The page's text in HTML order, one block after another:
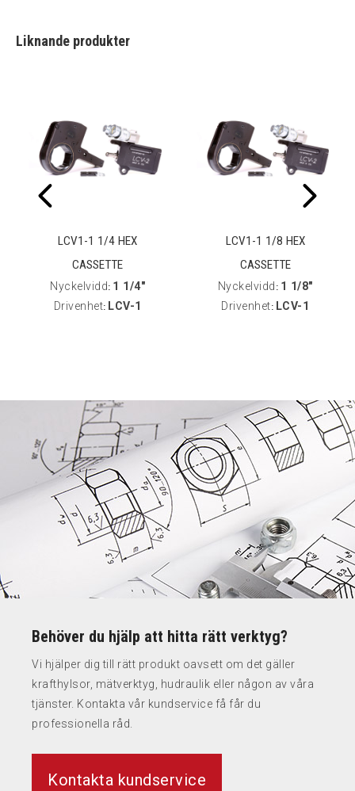
Liknande produkter
LCV1-1 1/4 HEX
CASSETTE
Nyckelvidd: 1 1/4"
Drivenhet: LCV-1
LCV1-1 1/8 HEX
CASSETTE
Nyckelvidd : 1 1/8"
Drivenhet: LCV-1
Behöver du hjälp att hitta rätt verktyg?
Vi hjälper dig till rätt produkt oavsett om det gäller
krafthylsor, mätverktyg, hudraulik eller någon av våra
tjänster. Kontakta vår kundservice få får du
professionella råd.
Kontakta kundservice